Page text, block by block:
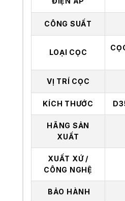
CÔNG SUẤT
LOẠI CỌC
VỊ TRÍ CỌC
KÍCH THƯỚC
HÃNG SẢN
XUẤT
XUẤT XỨ /
CÔNG NGHỆ
BẢO HÀNH